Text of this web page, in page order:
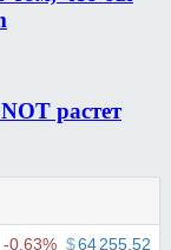
растет